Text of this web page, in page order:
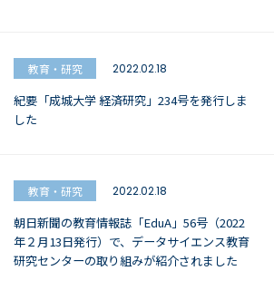
教育・研究 2022.02.18
紀要「成城大学 経済研究」234号を発行しま
した
教育・研究 2022.02.18
朝日新聞の教育情報誌「EduA」56号（2022
年２月13日発行）で、データサイエンス教育
研究センターの取り組みが紹介されました